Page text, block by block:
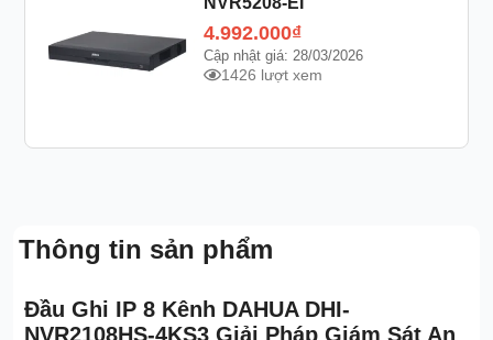
Thông tin sản phẩm
Đầu Ghi IP 8 Kênh DAHUA DHI-
NVR2108HS-4KS3 Giải Pháp Giám Sát An
4.992.000₫
Cập nhật giá: 28/03/2026
1426 lượt xem